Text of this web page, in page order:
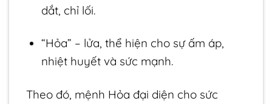
dắt, chỉ lối.
“Hỏa” – lửa, thể hiện cho sự ấm áp,
nhiệt huyết và sức mạnh.
Theo đó, mệnh Hỏa đại diện cho sức